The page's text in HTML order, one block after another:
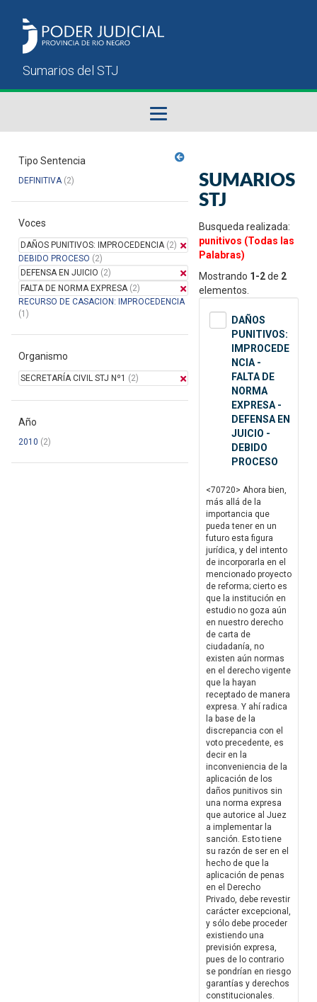
Sumarios del STJ
Manual del Usuario
Tipo Sentencia
DEFINITIVA(2)
Voces
DAÑOS PUNITIVOS: IMPROCEDENCIA(2)
DEBIDO PROCESO (2)
DEFENSA EN JUICIO (2)
FALTA DE NORMA EXPRESA(2)
RECURSO DE CASACION: IMPROCEDENCIA
(1)
Organismo
SECRETARÍA CIVIL STJ Nº1 (2)
Año
2010 (2)
SUMARIOS
STJ
Busqueda realizada:
punitivos (Todas las
Palabras)
Mostrando 1-2de 2
elementos.
DAÑOS
PUNITIVOS:
IMPROCEDE
NCIA -
FALTA DE
NORMA
EXPRESA -
DEFENSA EN
JUICIO -
DEBIDO
PROCESO
<70720> Ahora bien,
más allá de la
importancia que
pueda tener en un
futuro esta figura
jurídica, y del intento
de incorporarla en el
mencionado proyecto
de reforma; cierto es
que la institución en
estudio no goza aún
en nuestro derecho
de carta de
ciudadanía, no
existen aún normas
en el derecho vigente
que la hayan
receptado de manera
expresa. Y ahí radica
la base de la
discrepancia con el
voto precedente, es
decir en la
inconveniencia de la
aplicación de los
daños punitivos sin
una norma expresa
que autorice al Juez
a implementar la
sanción. Esto tiene
su razón de ser en el
hecho de que la
aplicación de penas
en el Derecho
Privado, debe revestir
carácter excepcional,
y sólo debe proceder
existiendo una
previsión expresa,
pues de lo contrario
se pondrían en riesgo
garantías y derechos
constitucionales.